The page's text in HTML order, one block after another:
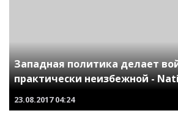
Западная политика делает
практически неизбежной -
23.08.2017 04:24